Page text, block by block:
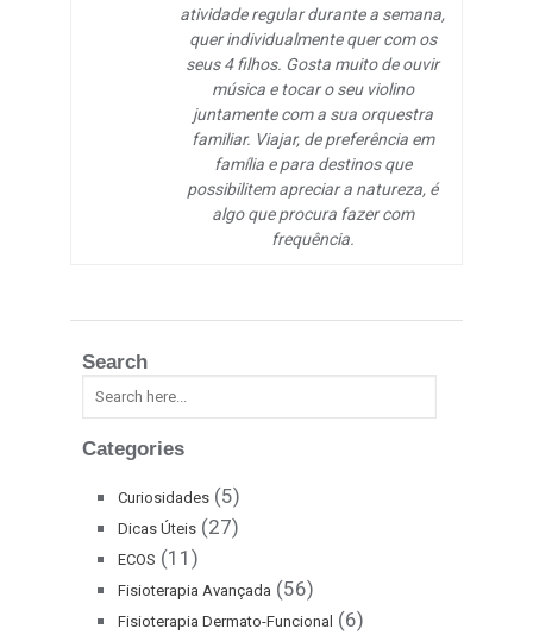
atividade regular durante a semana,
quer individualmente quer com os
seus 4 filhos. Gosta muito de ouvir
música e tocar o seu violino
juntamente com a sua orquestra
familiar. Viajar, de preferência em
família e para destinos que
possibilitem apreciar a natureza, é
algo que procura fazer com
frequência.
Search
Categories
Curiosidades (5)
Dicas Úteis (27)
ECOS (11)
Fisioterapia Avançada (56)
Fisioterapia Dermato-Funcional (6)